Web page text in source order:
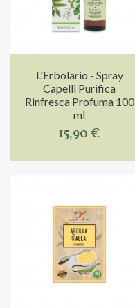
L'Erbolario - Spray
Capelli Purifica
Rinfresca Profuma 100
ml
15,90 €